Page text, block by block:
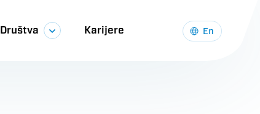
Društva Karijere En